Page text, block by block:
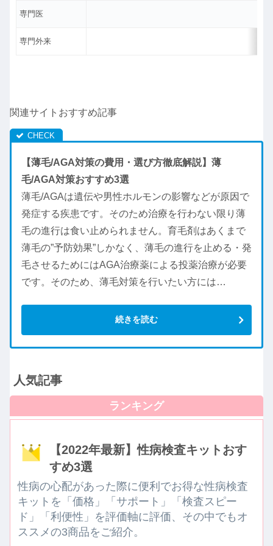
専門医
専門外来
関連サイトおすすめ記事
【薄毛/AGA対策の費用・選び方徹底解説】薄
毛/AGA対策おすすめ3選
薄毛/AGAは遺伝や男性ホルモンの影響などが原因で
発症する疾患です。そのため治療を行わない限り薄
毛の進行は食い止められません。育毛剤はあくまで
薄毛の”予防効果”しかなく、薄毛の進行を止める・発
毛させるためにはAGA治療薬による投薬治療が必要
です。そのため、薄毛対策を行いたい方には…
続きを読む
人気記事
【2022年最新】性病検査キットおす
すめ3選
性病の心配があった際に便利でお得な性病検査
キットを「価格」「サポート」「検査スピー
ド」「利便性」を評価軸に評価、その中でもオ
ススメの3商品をご紹介。